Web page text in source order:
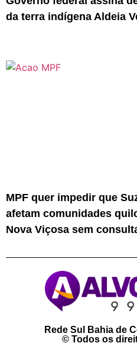
da terra indígena Aldeia
MPF quer impedir que
afetam comunidades
Nova Viçosa sem
Rede Sul Bahia de
© Todos os